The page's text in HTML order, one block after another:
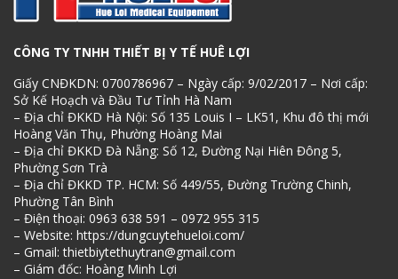
CÔNG TY TNHH THIẾT BỊ Y TẾ HUÊ LỢI
Giấy CNĐKDN: 0700786967 – Ngày cấp: 9/02/2017 – Nơi cấp:
Sở Kế Hoạch và Đầu Tư Tỉnh Hà Nam
– Địa chỉ ĐKKD Hà Nội: Số 135 Louis I – LK51, Khu đô thị mới
Hoàng Văn Thụ, Phường Hoàng Mai
– Địa chỉ ĐKKD Đà Nẵng: Số 12, Đường Nại Hiên Đông 5,
Phường Sơn Trà
– Địa chỉ ĐKKD TP. HCM: Số 449/55, Đường Trường Chinh,
Phường Tân Bình
– Điện thoại: 0963 638 591 – 0972 955 315
– Website: https://dungcuytehueloi.com/
– Gmail: thietbiytethuytran@gmail.com
– Giám đốc: Hoàng Minh Lợi